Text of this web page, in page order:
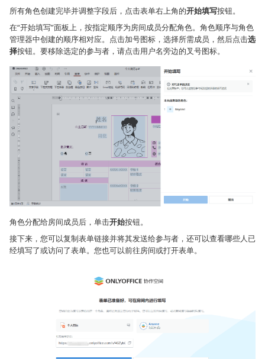
所有角色创建完毕并调整字段后，点击表单右上角的开始填写按钮。
在“开始填写”面板上，按指定顺序为房间成员分配角色。角色顺序与角色
管理器中创建的顺序相对应。点击加号图标，选择所需成员，然后点击选
择按钮。要移除选定的参与者，请点击用户名旁边的叉号图标。
角色分配给房间成员后，单击开始按钮。
接下来，您可以复制表单链接并将其发送给参与者，还可以查看哪些人已
经填写了或访问了表单。您也可以前往房间或打开表单。